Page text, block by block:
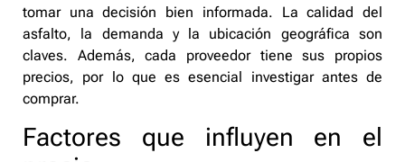
tomar una decisión bien informada. La calidad del
asfalto, la demanda y la ubicación geográfica son
claves. Además, cada proveedor tiene sus propios
precios, por lo que es esencial investigar antes de
comprar.
Factores que influyen en el